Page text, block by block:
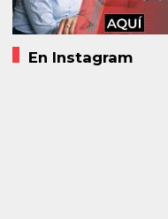
En Instagram